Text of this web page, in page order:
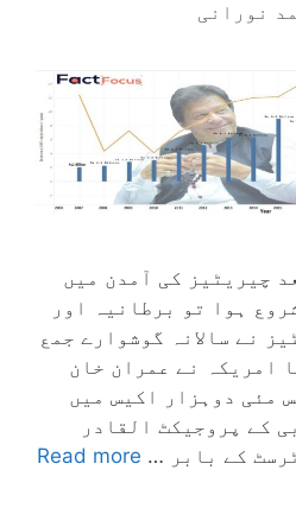
نورانی
چیریٹیز کی آمدن میں
ہوا تو برطانیہ اور
نے سالانہ گوشوارے جمع
امریکہ نے عمران خان
مئی دوہزار اکیس میں
کے پروجیکٹ القادر
کے بابر … Read more